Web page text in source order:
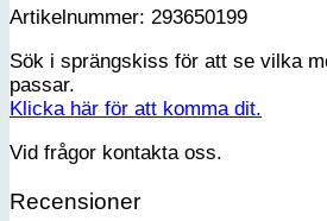
Artikelnummer: 293650199
Sök i sprängskiss för att se vilka
passar.
Klicka här för att komma dit.
Vid frågor kontakta oss.
Recensioner